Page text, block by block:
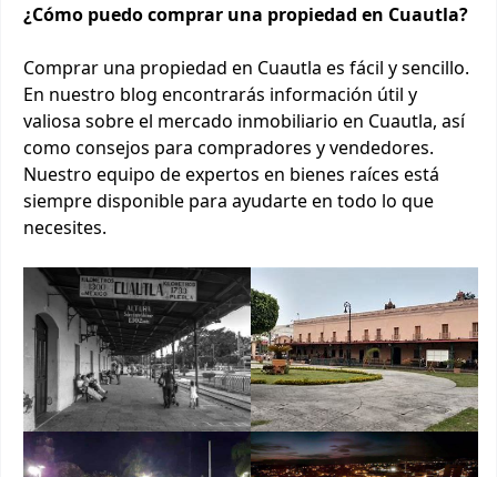
¿Cómo puedo comprar una propiedad en Cuautla?
Comprar una propiedad en Cuautla es fácil y sencillo.
En nuestro blog encontrarás información útil y
valiosa sobre el mercado inmobiliario en Cuautla, así
como consejos para compradores y vendedores.
Nuestro equipo de expertos en bienes raíces está
siempre disponible para ayudarte en todo lo que
necesites.